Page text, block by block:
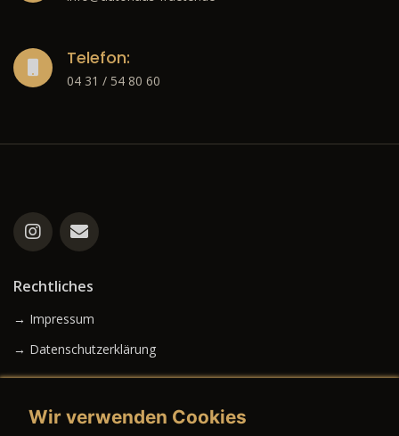
Telefon:
04 31 / 54 80 60
Rechtliches
→ Impressum
→ Datenschutzerklärung
Wir verwenden Cookies